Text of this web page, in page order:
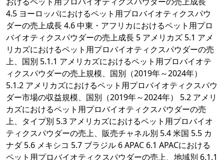
4.5 ヨーロッパにおけるペット用プロバイオティクスパウ
ダーの売上成長 4.6 中東・アフリカにおけるペット用プロ
バイオティクスパウダーの売上成長 5 アメリカズ 5.1 アメ
リカズにおけるペット用プロバイオティクスパウダーの売
上、国別 5.1.1 アメリカズにおけるペット用プロバイオテ
ィクスパウダーの売上規模、国別（2019年～2024年）
5.1.2 アメリカズにおけるペット用プロバイオティクスパウ
ダー市場の収益規模、国別（2019年～2024年） 5.2 アメリ
カズにおけるペット用プロバイオティクスパウダーの売
上、タイプ別 5.3 アメリカズにおけるペット用プロバイオ
ティクスパウダーの売上、販売チャネル別 5.4 米国 5.5 カ
ナダ 5.6 メキシコ 5.7 ブラジル 6 APAC 6.1 APACにおける
ペット用プロバイオティクスパウダーの売上、地域別 6.1.1